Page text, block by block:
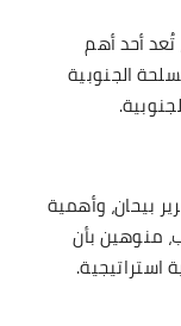
تُعد أحد أهم
الجنوبية
بيحان، وأهمية
منوهين بأن